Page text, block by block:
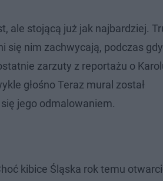
ale stojącą już jak najbardziej.
się nim zachwycają, podczas
zarzuty z reportażu o
głośno Teraz mural został
jego odmalowaniem.
kibice Śląska rok temu